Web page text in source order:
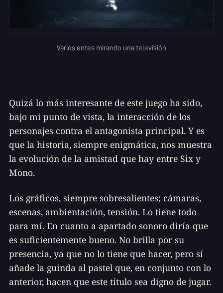
Varios entes mirando una televisión
Quizá lo más interesante de este juego ha sido,
bajo mi punto de vista, la interacción de los
personajes contra el antagonista principal. Y es
que la historia, siempre enigmática, nos muestra
la evolución de la amistad que hay entre Six y
Mono.
Los gráficos, siempre sobresalientes; cámaras,
escenas, ambientación, tensión. Lo tiene todo
para mí. En cuanto a apartado sonoro diría que
es suficientemente bueno. No brilla por su
presencia, ya que no lo tiene que hacer, pero sí
añade la guinda al pastel que, en conjunto con lo
anterior, hacen que este título sea digno de jugar.